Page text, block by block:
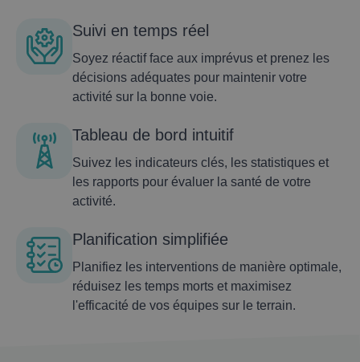
Suivi en temps réel
Soyez réactif face aux imprévus et prenez les
décisions adéquates pour maintenir votre
activité sur la bonne voie.
Tableau de bord intuitif
Suivez les indicateurs clés, les statistiques et
les rapports pour évaluer la santé de votre
activité.
Planification simplifiée
Planifiez les interventions de manière optimale,
réduisez les temps morts et maximisez
l'efficacité de vos équipes sur le terrain.